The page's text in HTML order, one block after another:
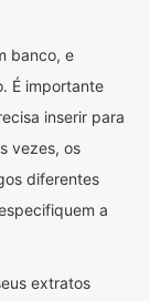
banco, e
É importante
inserir para
vezes, os
diferentes
a
extratos